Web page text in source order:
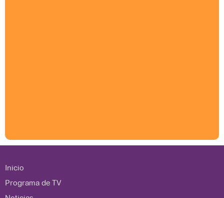
Inicio
Programa de TV